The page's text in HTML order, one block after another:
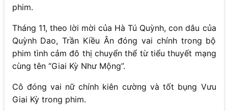
phim.
Tháng 11, theo lời mời của Hà Tú Quỳnh, con dâu của
Quỳnh Dao, Trần Kiều Ân đóng vai chính trong bộ
phim tình cảm đô thị chuyển thể từ tiểu thuyết mạng
cùng tên “Giai Kỳ Như Mộng”.
Cô đóng vai nữ chính kiên cường và tốt bụng Vưu
Giai Kỳ trong phim.